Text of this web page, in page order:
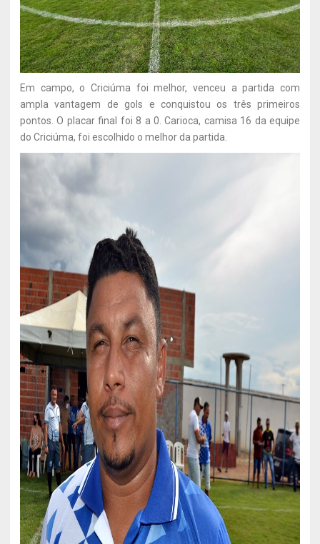
Em campo, o Criciúma foi melhor, venceu a partida com
ampla vantagem de gols e conquistou os três primeiros
pontos. O placar final foi 8 a 0. Carioca, camisa 16 da equipe
do Criciúma, foi escolhido o melhor da partida.